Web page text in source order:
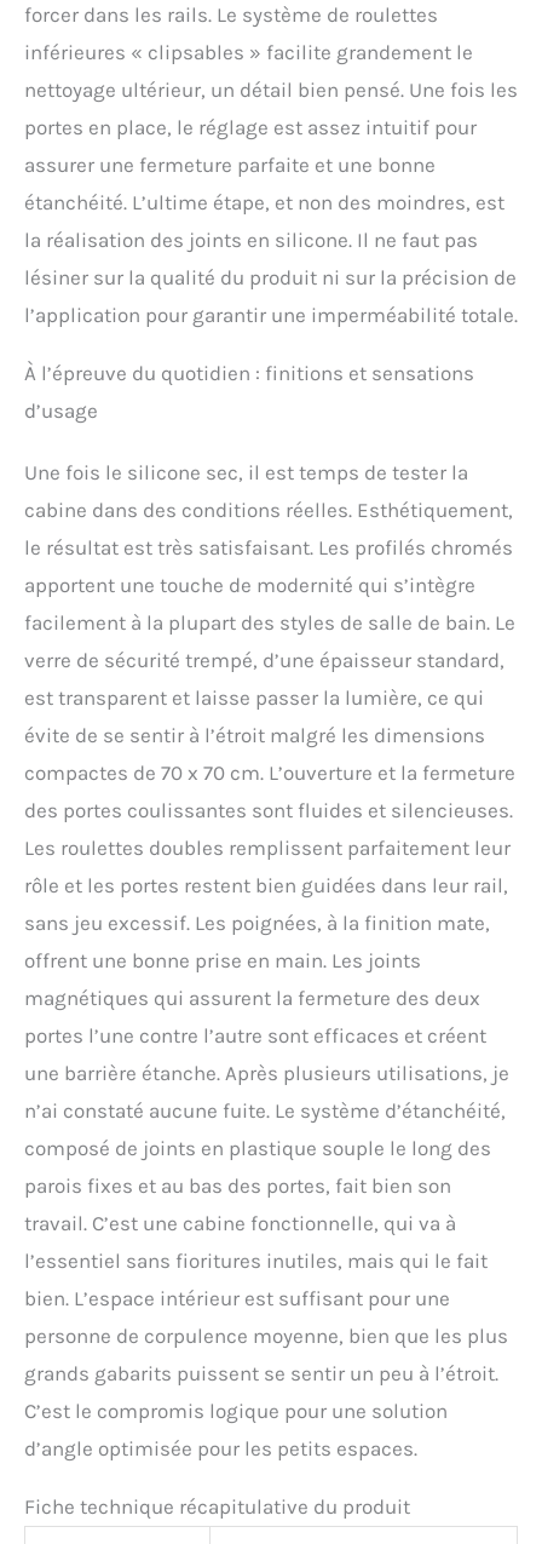
forcer dans les rails. Le système de roulettes
inférieures « clipsables » facilite grandement le
nettoyage ultérieur, un détail bien pensé. Une fois les
portes en place, le réglage est assez intuitif pour
assurer une fermeture parfaite et une bonne
étanchéité. L’ultime étape, et non des moindres, est
la réalisation des joints en silicone. Il ne faut pas
lésiner sur la qualité du produit ni sur la précision de
l’application pour garantir une imperméabilité totale.
À l’épreuve du quotidien : finitions et sensations
d’usage
Une fois le silicone sec, il est temps de tester la
cabine dans des conditions réelles. Esthétiquement,
le résultat est très satisfaisant. Les profilés chromés
apportent une touche de modernité qui s’intègre
facilement à la plupart des styles de salle de bain. Le
verre de sécurité trempé, d’une épaisseur standard,
est transparent et laisse passer la lumière, ce qui
évite de se sentir à l’étroit malgré les dimensions
compactes de 70 x 70 cm. L’ouverture et la fermeture
des portes coulissantes sont fluides et silencieuses.
Les roulettes doubles remplissent parfaitement leur
rôle et les portes restent bien guidées dans leur rail,
sans jeu excessif. Les poignées, à la finition mate,
offrent une bonne prise en main. Les joints
magnétiques qui assurent la fermeture des deux
portes l’une contre l’autre sont efficaces et créent
une barrière étanche. Après plusieurs utilisations, je
n’ai constaté aucune fuite. Le système d’étanchéité,
composé de joints en plastique souple le long des
parois fixes et au bas des portes, fait bien son
travail. C’est une cabine fonctionnelle, qui va à
l’essentiel sans fioritures inutiles, mais qui le fait
bien. L’espace intérieur est suffisant pour une
personne de corpulence moyenne, bien que les plus
grands gabarits puissent se sentir un peu à l’étroit.
C’est le compromis logique pour une solution
d’angle optimisée pour les petits espaces.
Fiche technique récapitulative du produit